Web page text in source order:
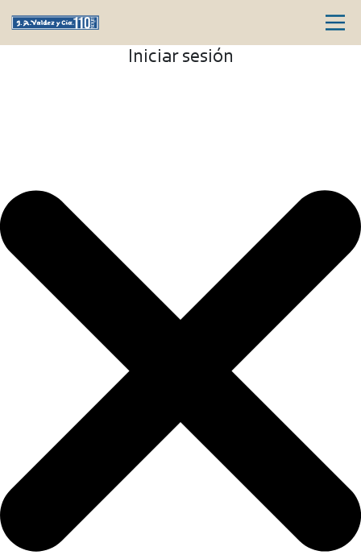
Iniciar sesión